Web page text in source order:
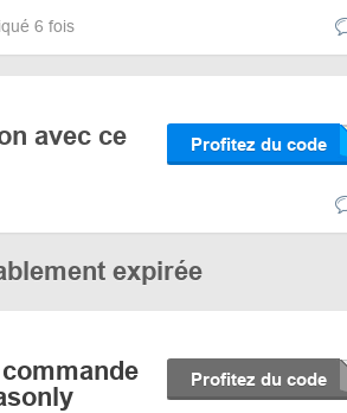
6 fois
avec ce
Profitez du code
expirée
Profitez du code